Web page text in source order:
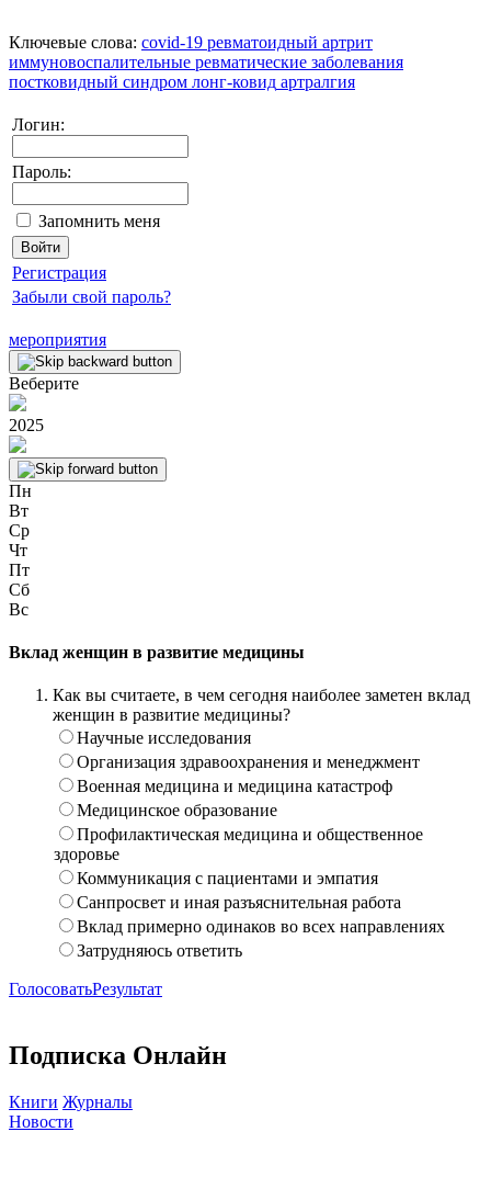
Ключевые слова: covid-19 ревматоидный артрит
иммуновоспалительные ревматические заболевания
постковидный синдром лонг-ковид артралгия
Логин:
Пароль:
Запомнить меня
Регистрация
Забыли свой пароль?
мероприятия
Веберите
2025
Пн
Вт
Ср
Чт
Пт
Сб
Вс
Вклад женщин в развитие медицины
Как вы считаете, в чем сегодня наиболее заметен вклад
женщин в развитие медицины?
Научные исследования
Организация здравоохранения и менеджмент
Военная медицина и медицина катастроф
Медицинское образование
Профилактическая медицина и общественное
здоровье
Коммуникация с пациентами и эмпатия
Санпросвет и иная разъяснительная работа
Вклад примерно одинаков во всех направлениях
Затрудняюсь ответить
ГолосоватьРезультат
Подписка Онлайн
Книги Журналы
Новости